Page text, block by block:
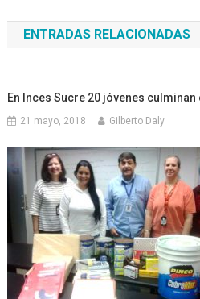
de
entradas
ENTRADAS RELACIONADAS
En Inces Sucre 20 jóvenes
21 mayo, 2018 Gilberto Daly